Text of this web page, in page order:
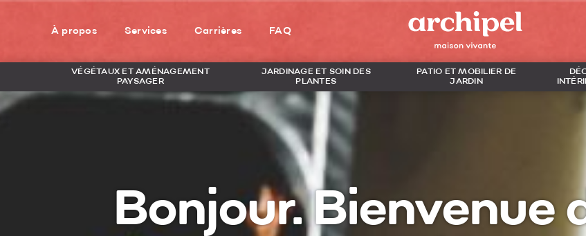
À propos Services Carrières FAQ
VÉGÉTAUX ET AMÉNAGEMENT
PAYSAGER
JARDINAGE ET SOIN DES
PLANTES
PATIO ET MOBILIER DE
JARDIN
Bonjour. Bienvenue